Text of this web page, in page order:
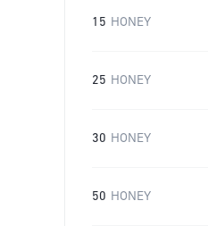
15 HONEY
25 HONEY
30 HONEY
50 HONEY